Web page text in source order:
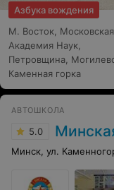
Азбука вождения
М. Восток, Московская,
Академия Наук,
Петровщина,
Каменная горка
АВТОШКОЛА
5.0
Минск, ул.